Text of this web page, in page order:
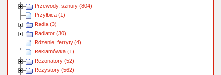
Przewody, sznury (804)
Przyłbica (1)
Radia (3)
Radiator (30)
Rdzenie, ferryty (4)
Reklamówka (1)
Rezonatory (52)
Rezystory (562)